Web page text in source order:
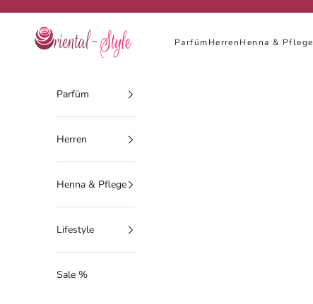
Oriental-Style
ParfümHerrenHenna & Pflege
Parfüm
Herren
Henna & Pflege
Lifestyle
Sale %